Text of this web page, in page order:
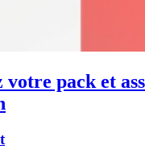
votre pack et